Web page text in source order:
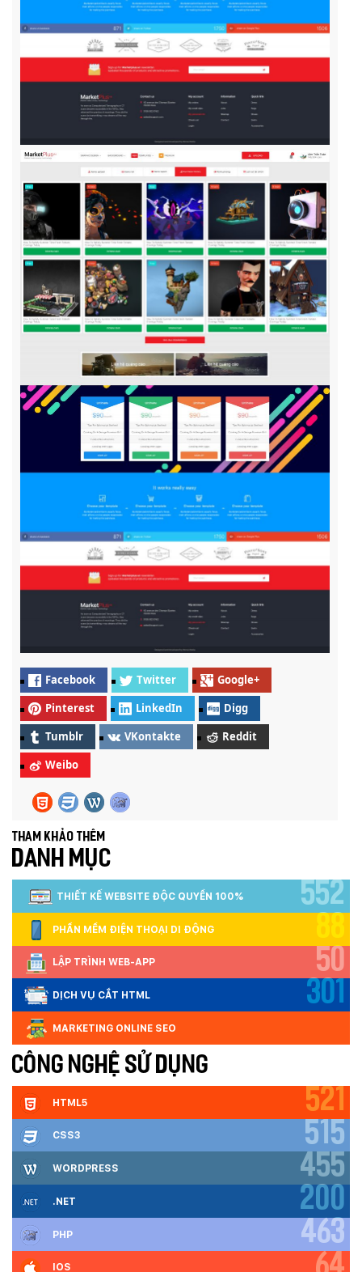
Facebook Twitter
Google+
Pinterest
LinkedIn
Digg
Tumblr
VKontakte
Reddit
Weibo
Tham khảo thêm
DANH MỤC
THIẾT KẾ WEBSITE ĐỘC QUYỀN 100% 552
PHẦN MỀM ĐIỆN THOẠI DI ĐỘNG 88
LẬP TRÌNH WEB-APP 50
DỊCH VỤ CẮT HTML 301
MARKETING ONLINE SEO
CÔNG NGHỆ SỬ DỤNG
HTML5 521
CSS3 515
WORDPRESS 455
.NET 200
PHP 463
IOS